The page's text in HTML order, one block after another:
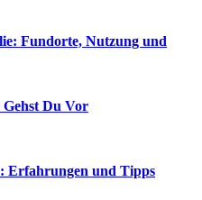
Fundorte, Nutzung und
Gehst Du Vor
Erfahrungen und Tipps